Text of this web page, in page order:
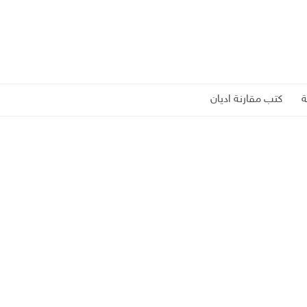
كتب مقارنة اديان